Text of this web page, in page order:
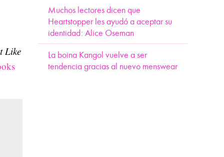
Muchos lectores dicen que
Heartstopper les ayudó a aceptar su
identidad: Alice Oseman
La boina Kangol vuelve a ser
tendencia gracias al nuevo menswear
Like